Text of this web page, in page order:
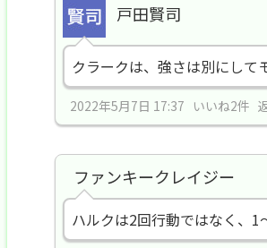
戸田賢司
クラークは、強さは別にして
2022年5月7日 17:37 いいね2件
ファンキークレイジー
ハルクは2回行動ではなく、1